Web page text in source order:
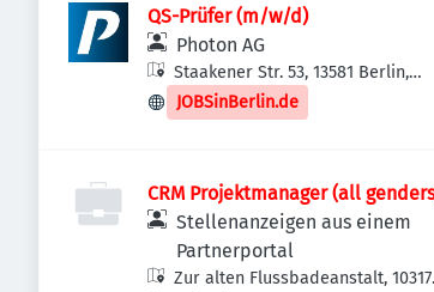
QS-Prüfer (m/w/d)
Photon AG
Staakener Str. 53, 13581 Berlin,
Deutschland
JOBSinBerlin.de
CRM Projektmanager (all
Stellenanzeigen aus einem
Partnerportal
Zur alten Flussbadeanstalt, 10317